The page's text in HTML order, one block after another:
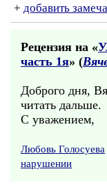
+ добавить
Рецензия на «
часть 1я» (
Доброго дня,
читать дальше.
С уважением,
Любовь Голосуева
нарушении